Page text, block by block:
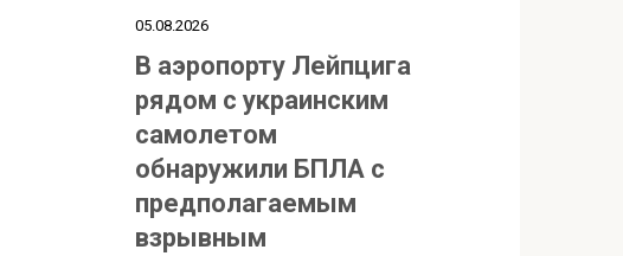
05.08.2026
В аэропорту Лейпцига
рядом с украинским
самолетом
обнаружили БПЛА с
предполагаемым
взрывным